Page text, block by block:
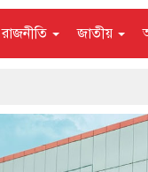
রাজনীতি জাতীয়